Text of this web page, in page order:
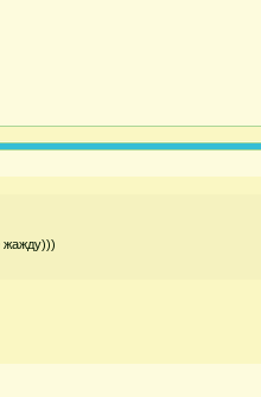
жажду)))